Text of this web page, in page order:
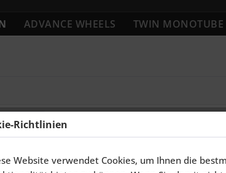
ADVANCE WHEELS TWIN MONOTUBE
13 ZOLL TH-LINE FÜR OPEL KADETT...
Richtlinien
Website verwendet Cookies, um Ihnen die